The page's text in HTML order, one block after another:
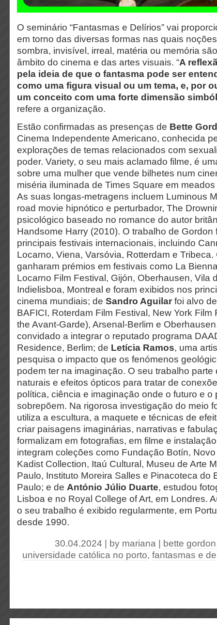
O seminário “Fantasmas e Delírios” vai
em torno das diversas formas nas quais
sombra, invisível, irreal, matéria ou memória
âmbito do cinema e das artes visuais. “A
pela ideia de que o fantasma pode ser
como uma figura visual ou um tema, e, por
um conceito com uma forte dimensão
refere a organização.
Estão confirmadas as presenças de Bette
Cinema Independente Americano, conhecida
explorações de temas relacionados com
poder. Variety, o seu mais aclamado filme, é
sobre uma mulher que vende bilhetes num
miséria iluminada de Times Square em
As suas longas-metragens incluem Luminous
road movie hipnótico e perturbador, The
psicológico baseado no romance do autor
Handsome Harry (2010). O trabalho de Gordon
principais festivais internacionais, incluindo
Locarno, Viena, Varsóvia, Rotterdam e
ganharam prémios em festivais como La
Locarno Film Festival, Gijón, Oberhausen, Vila
Indielisboa, Montreal e foram exibidos nos
cinema mundiais; de Sandro Aguilar foi alvo
BAFICI, Roterdam Film Festival, New York Film
the Avant-Garde), Arsenal-Berlim e
convidado a integrar o reputado programa
Residence, Berlim; de Letícia Ramos, uma
pesquisa o impacto que os fenómenos
podem ter na imaginação. O seu trabalho
naturais e efeitos ópticos para tratar de
política, ciência e imaginação onde o futuro e o
sobrepõem. Na rigorosa investigação do meio
utiliza a escultura, a maquete e técnicas de
criar paisagens imaginárias, narrativas e
formalizam em fotografias, em filme e
integram coleções como Fundação Botín,
Kadist Collection, Itaú Cultural, Museu de Arte
Paulo, Instituto Moreira Salles e Pinacoteca do
Paulo; e de António Júlio Duarte, estudou
Lisboa e no Royal College of Art, em Londres.
o seu trabalho é exibido regularmente, em
desde 1990.
30.04.2024 | by mariana bette gordon
universidade católica no porto, fantasmas e